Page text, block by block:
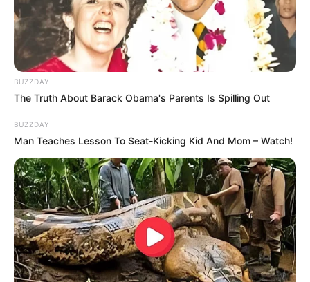
karier lain, yaitu sebagai seorang DJ atau disjoki.
Kemampuannya dalam meramu musik dan parasnya yang
menawan sukses membuatnya kebanjiran pekerjaan untuk tampil
dalam berbagai event.
Baca juga:Biodata, Profil, Fakta dan Perjalanan Karir DJ
Yasmin
Play
BUZZDAY
The Truth About Barack Obama's Parents Is Spilling Out
BUZZDAY
Man Teaches Lesson To Seat-Kicking Kid And Mom – Watch!